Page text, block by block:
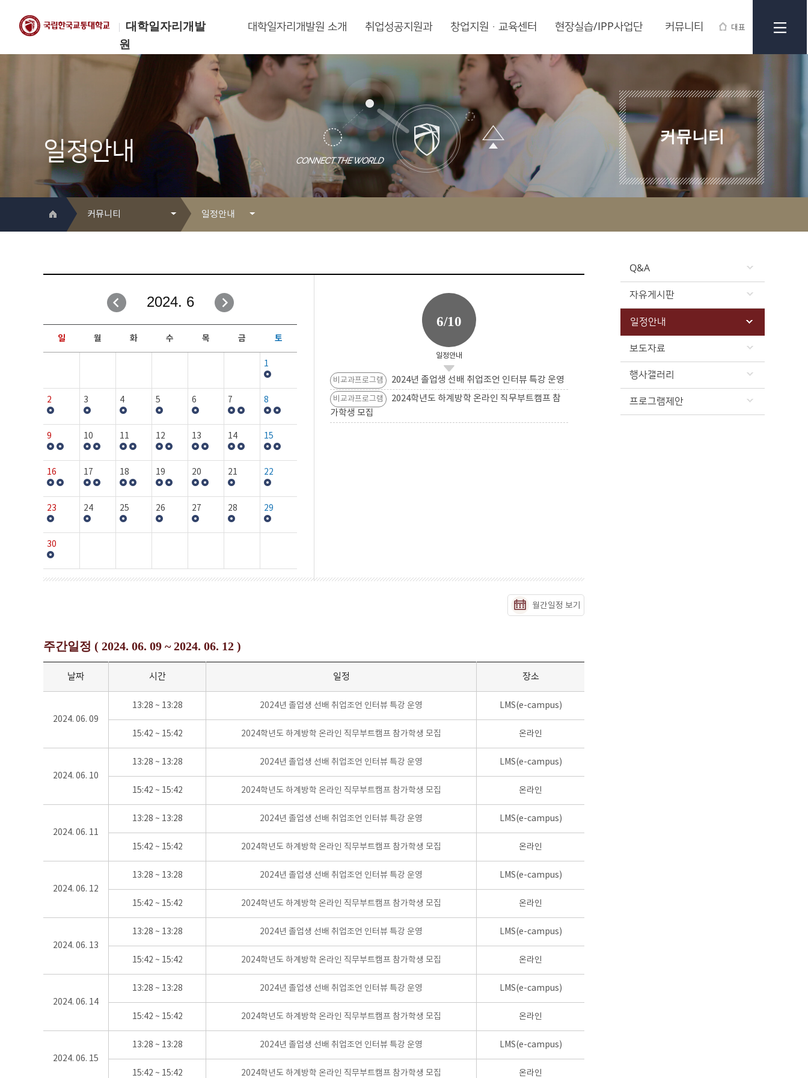
대학일자리개발
원
대표
한국교통대학교
대학일자리개발원
대학일자리개발원 소개 취업성공지원과 창업지원·교육센터 현장실습/IPP사업단 커뮤니티
일정안내
커뮤니티
커뮤니티
취업성공지원과
창업지원·교육센터
현장실습/IPP사업단
커뮤니티
일정안내
자유게시판
일정안내
보도자료
행사갤러리
Q&A
자유게시판
일정안내
보도자료
행사갤러리
프로그램제안
2024. 6
일 월 화 수 목 금 토
1
2 3 4 5 6 7 8
9 10 11 12 13 14 15
16 17 18 19 20 21 22
23 24 25 26 27 28 29
30
6/10
일정안내
비교과프로그램 2024년 졸업생 선배 취업조언 인터뷰 특강 운영
비교과프로그램
2024학년도 하계방학 온라인 직무부트캠프 참
가학생 모집
월간일정 보기
주간일정 ( 2024. 06. 09 ~ 2024. 06. 12 )
날짜 시간 일정 장소
2024. 06. 09
13:28 ~ 13:28 2024년 졸업생 선배 취업조언 인터뷰 특강 운영 LMS(e-campus)
15:42 ~ 15:42 2024학년도 하계방학 온라인 직무부트캠프 참가학생 모집 온라인
2024. 06. 10
13:28 ~ 13:28 2024년 졸업생 선배 취업조언 인터뷰 특강 운영 LMS(e-campus)
15:42 ~ 15:42 2024학년도 하계방학 온라인 직무부트캠프 참가학생 모집 온라인
2024. 06. 11
13:28 ~ 13:28 2024년 졸업생 선배 취업조언 인터뷰 특강 운영 LMS(e-campus)
15:42 ~ 15:42 2024학년도 하계방학 온라인 직무부트캠프 참가학생 모집 온라인
2024. 06. 12
13:28 ~ 13:28 2024년 졸업생 선배 취업조언 인터뷰 특강 운영 LMS(e-campus)
15:42 ~ 15:42 2024학년도 하계방학 온라인 직무부트캠프 참가학생 모집 온라인
2024. 06. 13
13:28 ~ 13:28 2024년 졸업생 선배 취업조언 인터뷰 특강 운영 LMS(e-campus)
15:42 ~ 15:42 2024학년도 하계방학 온라인 직무부트캠프 참가학생 모집 온라인
2024. 06. 14
13:28 ~ 13:28 2024년 졸업생 선배 취업조언 인터뷰 특강 운영 LMS(e-campus)
15:42 ~ 15:42 2024학년도 하계방학 온라인 직무부트캠프 참가학생 모집 온라인
2024. 06. 15
13:28 ~ 13:28 2024년 졸업생 선배 취업조언 인터뷰 특강 운영 LMS(e-campus)
15:42 ~ 15:42 2024학년도 하계방학 온라인 직무부트캠프 참가학생 모집 온라인